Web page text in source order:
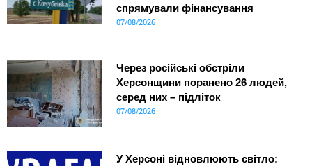
спрямували фінансування
07/08/2026
Через російські обстріли
Херсонщини поранено 26 людей,
серед них – підліток
07/08/2026
У Херсоні відновлюють світло: